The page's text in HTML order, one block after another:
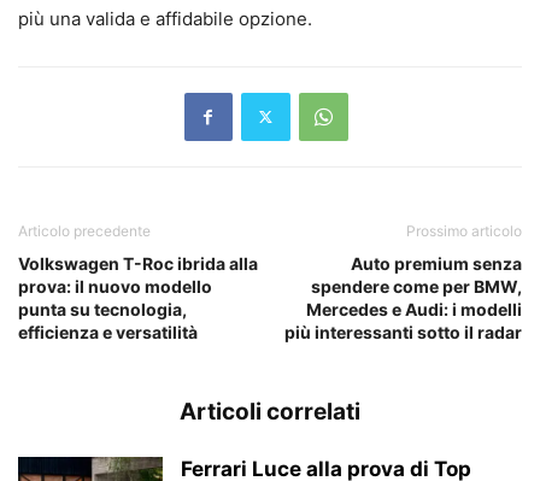
più una valida e affidabile opzione.
Articolo precedente
Volkswagen T-Roc ibrida alla
prova: il nuovo modello
punta su tecnologia,
efficienza e versatilità
Prossimo articolo
Auto premium senza
spendere come per BMW,
Mercedes e Audi: i modelli
più interessanti sotto il radar
Articoli correlati
Ferrari Luce alla prova di Top